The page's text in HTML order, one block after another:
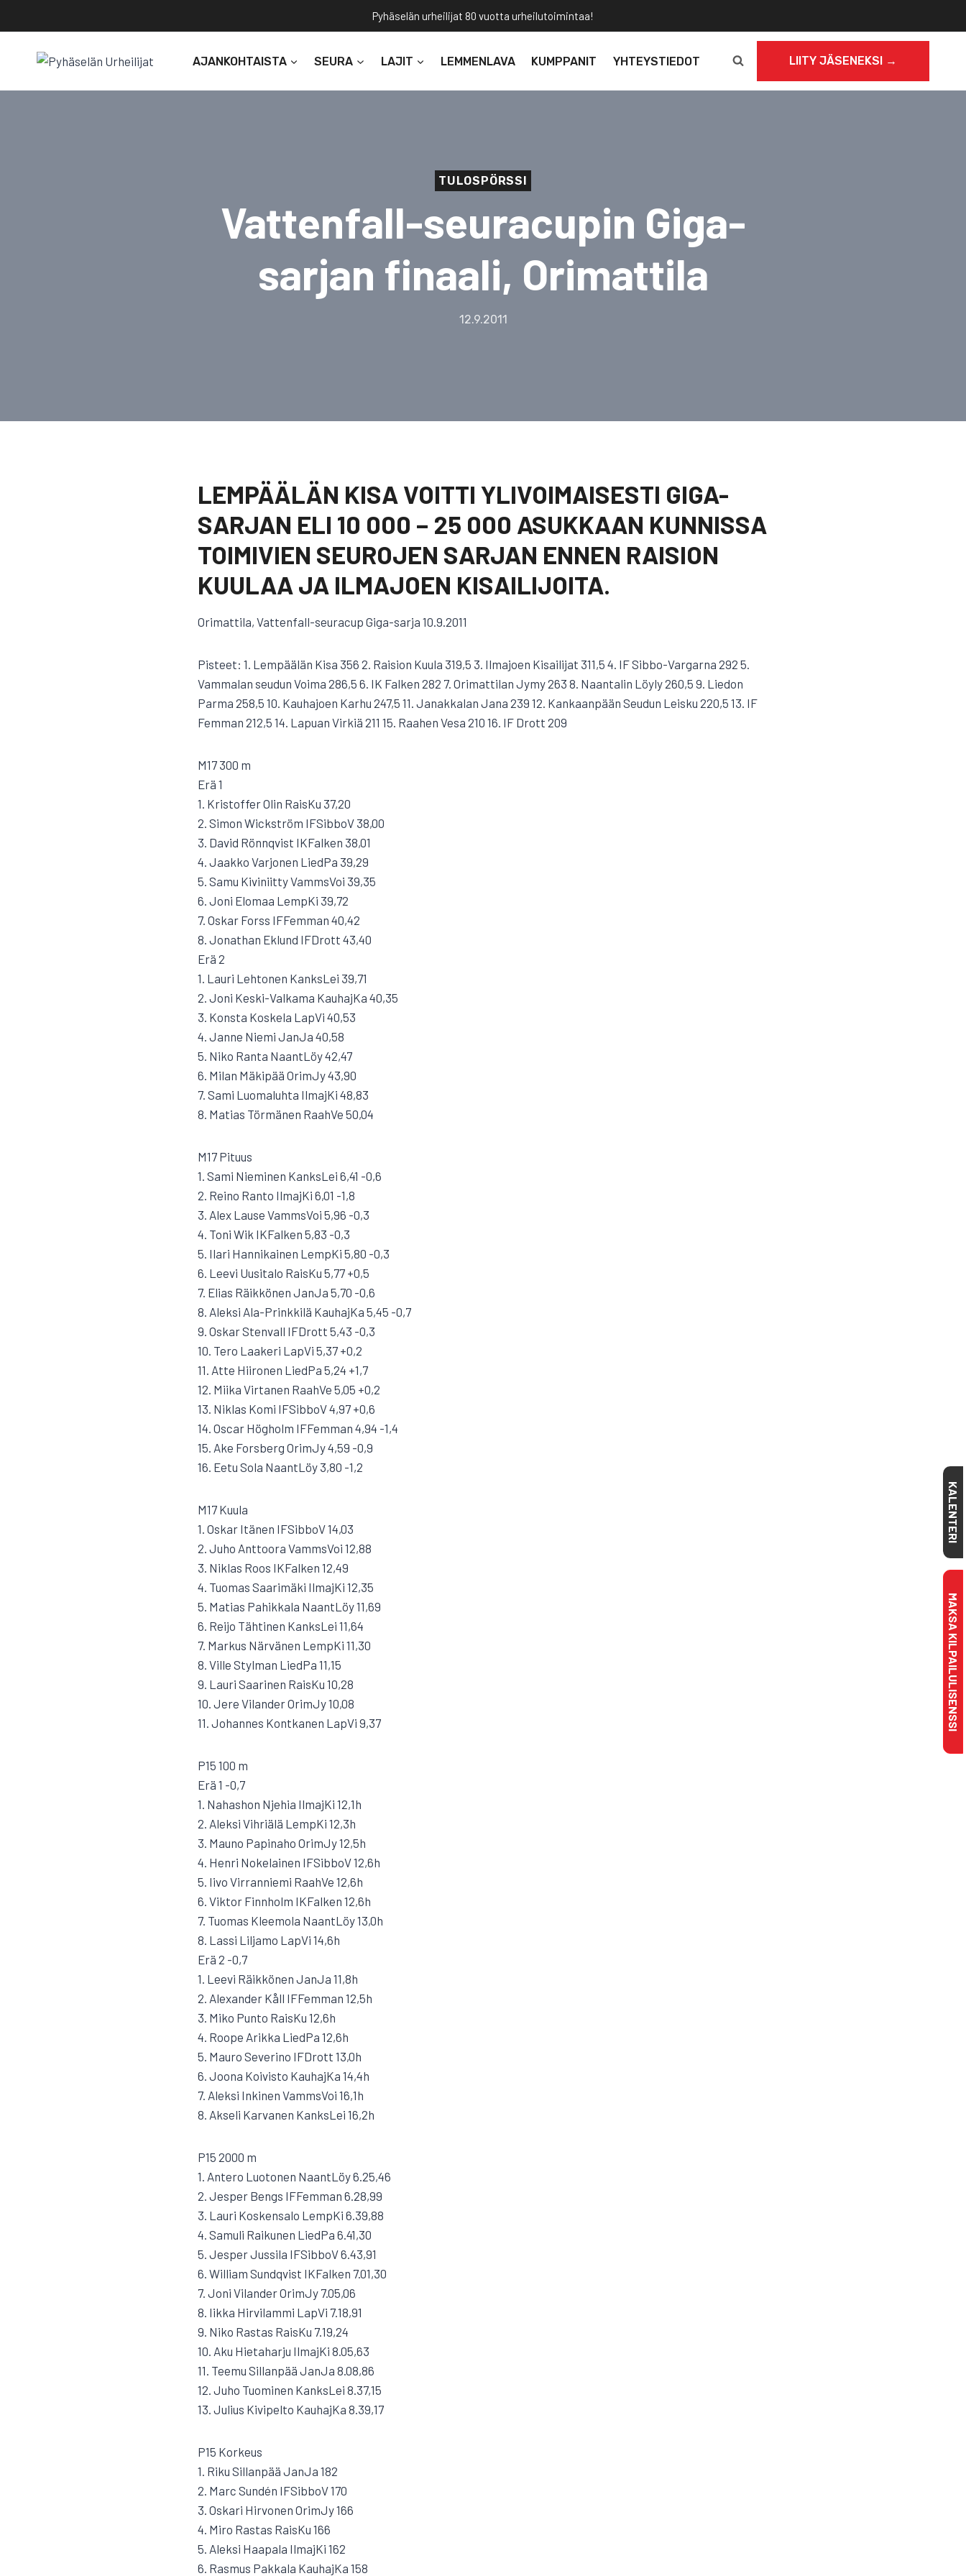
sisältöön
Pyhäselän urheilijat 80 vuotta urheilutoimintaa!
AJANKOHTAISTA SEURA LAJIT LEMMENLAVA KUMPPANIT YHTEYSTIEDOT LIITY JÄSENEKSI →
TULOSPÖRSSI
Vattenfall-seuracupin Giga-
sarjan finaali, Orimattila
12.9.2011
LEMPÄÄLÄN KISA VOITTI YLIVOIMAISESTI GIGA-
SARJAN ELI 10 000 – 25 000 ASUKKAAN KUNNISSA
TOIMIVIEN SEUROJEN SARJAN ENNEN RAISION
KUULAA JA ILMAJOEN KISAILIJOITA.
Orimattila, Vattenfall-seuracup Giga-sarja 10.9.2011
Pisteet: 1. Lempäälän Kisa 356 2. Raision Kuula 319,5 3. Ilmajoen Kisailijat 311,5 4. IF Sibbo-Vargarna 292 5.
Vammalan seudun Voima 286,5 6. IK Falken 282 7. Orimattilan Jymy 263 8. Naantalin Löyly 260,5 9. Liedon
Parma 258,5 10. Kauhajoen Karhu 247,5 11. Janakkalan Jana 239 12. Kankaanpään Seudun Leisku 220,5 13. IF
Femman 212,5 14. Lapuan Virkiä 211 15. Raahen Vesa 210 16. IF Drott 209
M17 300 m
Erä 1
1. Kristoffer Olin RaisKu 37,20
2. Simon Wickström IFSibboV 38,00
3. David Rönnqvist IKFalken 38,01
4. Jaakko Varjonen LiedPa 39,29
5. Samu Kiviniitty VammsVoi 39,35
6. Joni Elomaa LempKi 39,72
7. Oskar Forss IFFemman 40,42
8. Jonathan Eklund IFDrott 43,40
Erä 2
1. Lauri Lehtonen KanksLei 39,71
2. Joni Keski-Valkama KauhajKa 40,35
3. Konsta Koskela LapVi 40,53
4. Janne Niemi JanJa 40,58
5. Niko Ranta NaantLöy 42,47
6. Milan Mäkipää OrimJy 43,90
7. Sami Luomaluhta IlmajKi 48,83
8. Matias Törmänen RaahVe 50,04
M17 Pituus
1. Sami Nieminen KanksLei 6,41 -0,6
2. Reino Ranto IlmajKi 6,01 -1,8
3. Alex Lause VammsVoi 5,96 -0,3
4. Toni Wik IKFalken 5,83 -0,3
5. Ilari Hannikainen LempKi 5,80 -0,3
6. Leevi Uusitalo RaisKu 5,77 +0,5
7. Elias Räikkönen JanJa 5,70 -0,6
8. Aleksi Ala-Prinkkilä KauhajKa 5,45 -0,7
9. Oskar Stenvall IFDrott 5,43 -0,3
10. Tero Laakeri LapVi 5,37 +0,2
11. Atte Hiironen LiedPa 5,24 +1,7
12. Miika Virtanen RaahVe 5,05 +0,2
13. Niklas Komi IFSibboV 4,97 +0,6
14. Oscar Högholm IFFemman 4,94 -1,4
15. Ake Forsberg OrimJy 4,59 -0,9
16. Eetu Sola NaantLöy 3,80 -1,2
M17 Kuula
1. Oskar Itänen IFSibboV 14,03
2. Juho Anttoora VammsVoi 12,88
3. Niklas Roos IKFalken 12,49
4. Tuomas Saarimäki IlmajKi 12,35
5. Matias Pahikkala NaantLöy 11,69
6. Reijo Tähtinen KanksLei 11,64
7. Markus Närvänen LempKi 11,30
8. Ville Stylman LiedPa 11,15
9. Lauri Saarinen RaisKu 10,28
10. Jere Vilander OrimJy 10,08
11. Johannes Kontkanen LapVi 9,37
P15 100 m
Erä 1 -0,7
1. Nahashon Njehia IlmajKi 12,1h
2. Aleksi Vihriälä LempKi 12,3h
3. Mauno Papinaho OrimJy 12,5h
4. Henri Nokelainen IFSibboV 12,6h
5. Iivo Virranniemi RaahVe 12,6h
6. Viktor Finnholm IKFalken 12,6h
7. Tuomas Kleemola NaantLöy 13,0h
8. Lassi Liljamo LapVi 14,6h
Erä 2 -0,7
1. Leevi Räikkönen JanJa 11,8h
2. Alexander Kåll IFFemman 12,5h
3. Miko Punto RaisKu 12,6h
4. Roope Arikka LiedPa 12,6h
5. Mauro Severino IFDrott 13,0h
6. Joona Koivisto KauhajKa 14,4h
7. Aleksi Inkinen VammsVoi 16,1h
8. Akseli Karvanen KanksLei 16,2h
P15 2000 m
1. Antero Luotonen NaantLöy 6.25,46
2. Jesper Bengs IFFemman 6.28,99
3. Lauri Koskensalo LempKi 6.39,88
4. Samuli Raikunen LiedPa 6.41,30
5. Jesper Jussila IFSibboV 6.43,91
6. William Sundqvist IKFalken 7.01,30
7. Joni Vilander OrimJy 7.05,06
8. Iikka Hirvilammi LapVi 7.18,91
9. Niko Rastas RaisKu 7.19,24
10. Aku Hietaharju IlmajKi 8.05,63
11. Teemu Sillanpää JanJa 8.08,86
12. Juho Tuominen KanksLei 8.37,15
13. Julius Kivipelto KauhajKa 8.39,17
P15 Korkeus
1. Riku Sillanpää JanJa 182
2. Marc Sundén IFSibboV 170
3. Oskari Hirvonen OrimJy 166
4. Miro Rastas RaisKu 166
5. Aleksi Haapala IlmajKi 162
6. Rasmus Pakkala KauhajKa 158
KALENTERI
MAKSA KILPAILULISENSSI